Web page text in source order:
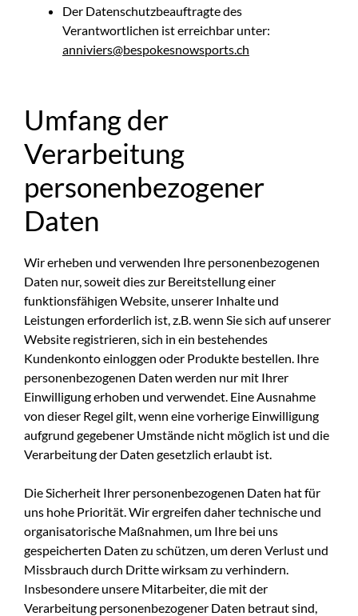
Der Datenschutzbeauftragte des
Verantwortlichen ist erreichbar unter:
anniviers@bespokesnowsports.ch
Umfang der
Verarbeitung
personenbezogener
Daten
Wir erheben und verwenden Ihre personenbezogenen
Daten nur, soweit dies zur Bereitstellung einer
funktionsfähigen Website, unserer Inhalte und
Leistungen erforderlich ist, z.B. wenn Sie sich auf unserer
Website registrieren, sich in ein bestehendes
Kundenkonto einloggen oder Produkte bestellen. Ihre
personenbezogenen Daten werden nur mit Ihrer
Einwilligung erhoben und verwendet. Eine Ausnahme
von dieser Regel gilt, wenn eine vorherige Einwilligung
aufgrund gegebener Umstände nicht möglich ist und die
Verarbeitung der Daten gesetzlich erlaubt ist.
Die Sicherheit Ihrer personenbezogenen Daten hat für
uns hohe Priorität. Wir ergreifen daher technische und
organisatorische Maßnahmen, um Ihre bei uns
gespeicherten Daten zu schützen, um deren Verlust und
Missbrauch durch Dritte wirksam zu verhindern.
Insbesondere unsere Mitarbeiter, die mit der
Verarbeitung personenbezogener Daten betraut sind,